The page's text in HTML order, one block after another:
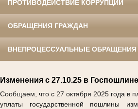
ПРОТИВОДЕЙСТВИЕ КОРРУПЦИИ
ОБРАЩЕНИЯ ГРАЖДАН
ВНЕПРОЦЕССУАЛЬНЫЕ ОБРАЩЕНИЯ
Изменения с 27.10.25 в Госпошлине
Сообщаем, что с 27 октября 2025 года в
уплаты государственной пошлины